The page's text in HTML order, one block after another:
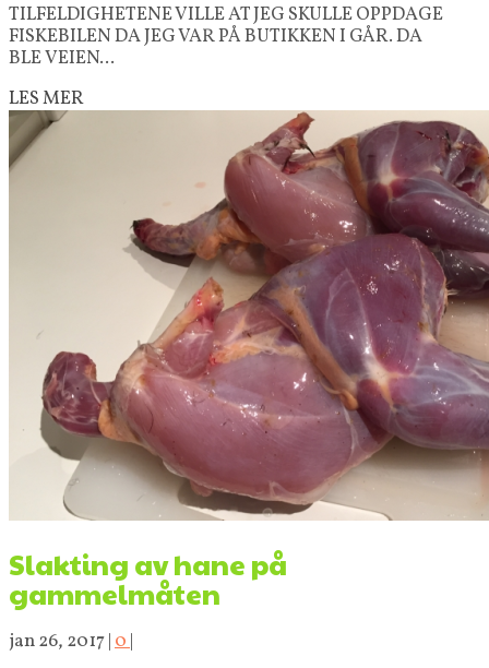
TILFELDIGHETENE VILLE AT JEG SKULLE OPPDAGE
FISKEBILEN DA JEG VAR PÅ BUTIKKEN I GÅR. DA
BLE VEIEN...
LES MER
Slakting av hane på
gammelmåten
jan 26, 2017|0|